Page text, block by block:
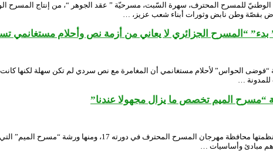
الوطنيّ للمسرح المحترف، سهرة السّبت، مسرحيّة ” عقد الجوهر “، من إنتاج
بقصّة وطن نابض وثورات أبناء شعب عزيز، …
“المسرح الجزائري لا يعاني من أزمة نص وأحلام مستغانمي
الحواس” لأحلام مستغانمي أن المغامرة مع نص سردي لم تكن سهلة لكنها كانت
للمدونة …
الميم تخصص ما يزال مجهولا عندنا”
ثمن المسرحي لطفي بن سبع الورشات التي نظمتها